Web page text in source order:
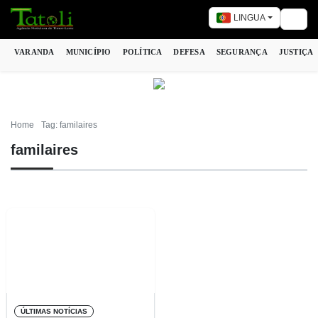
LINGUA
VARANDA MUNICÍPIO POLÍTICA DEFESA SEGURANÇA JUSTIÇA
Home Tag: familaires
familaires
ÚLTIMAS NOTÍCIAS